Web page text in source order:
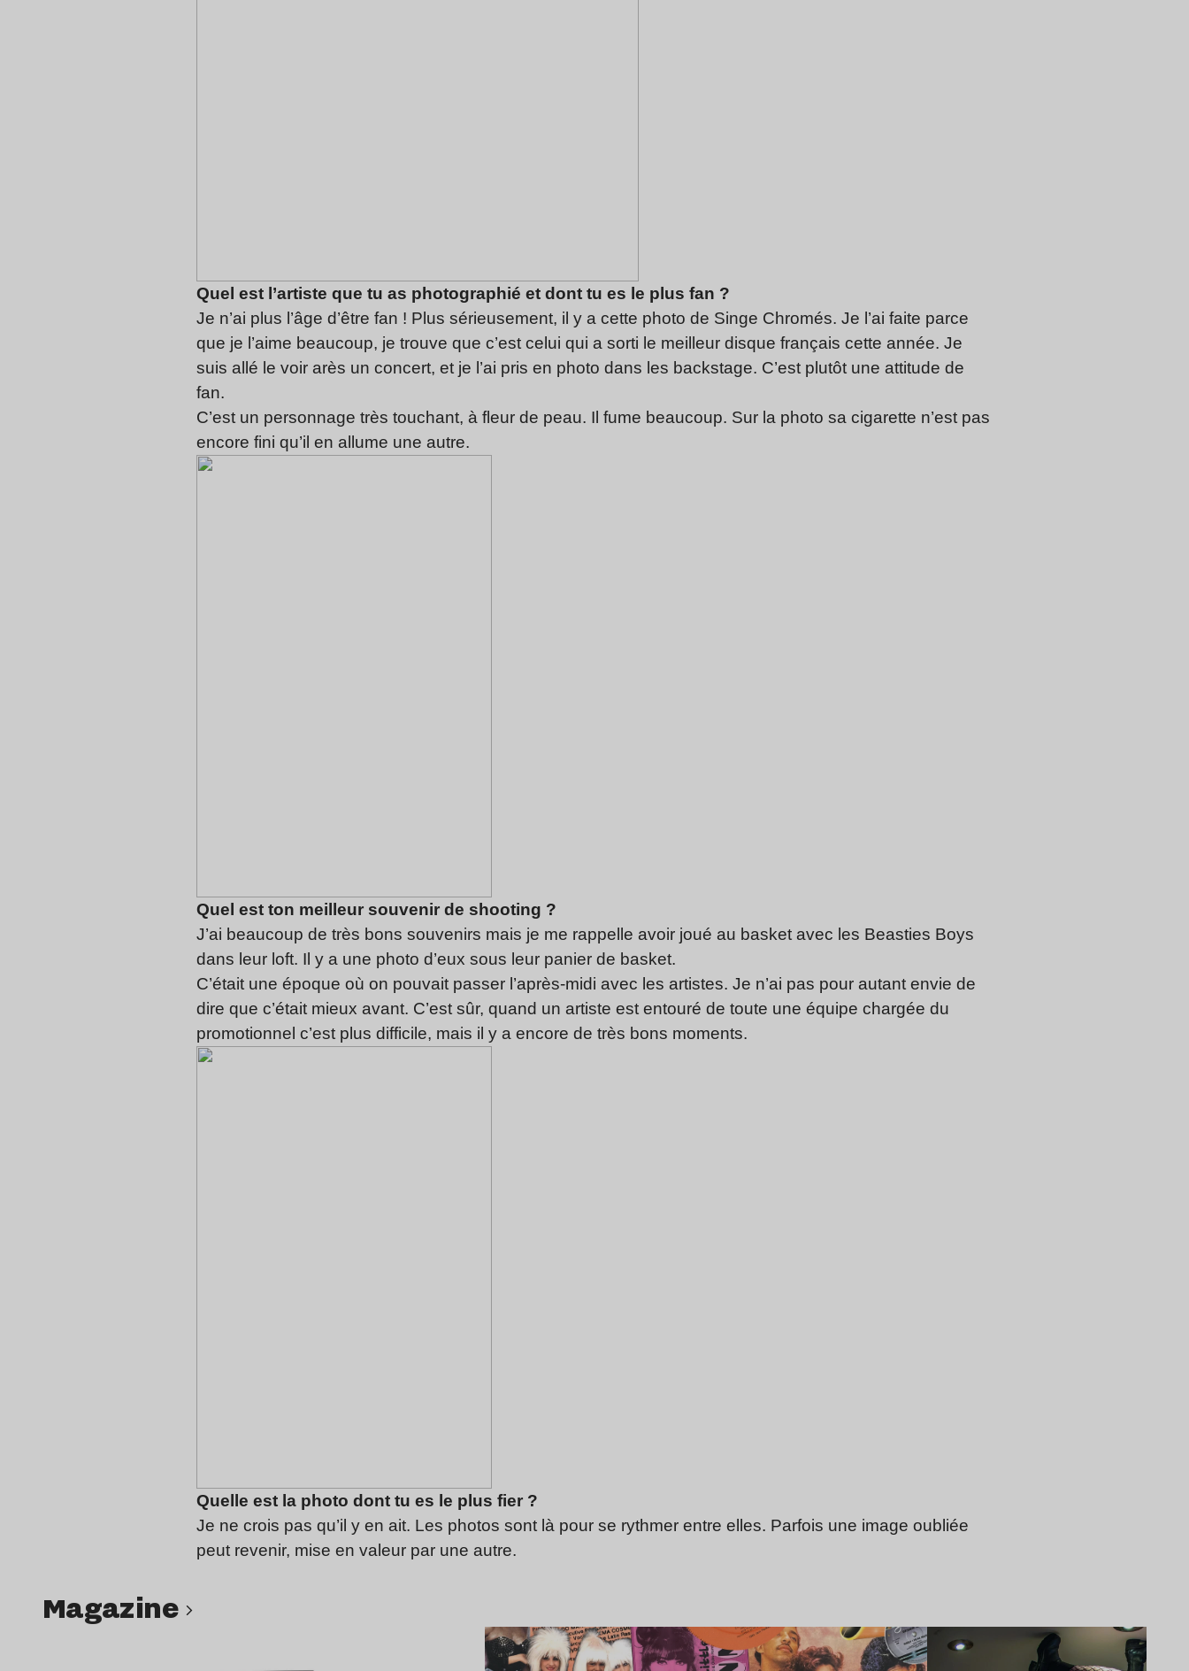
Quel est l’artiste que tu as photographié et dont tu es le plus fan ?
Je n’ai plus l’âge d’être fan ! Plus sérieusement, il y a cette photo de Singe Chromés. Je l’ai faite parce
que je l’aime beaucoup, je trouve que c’est celui qui a sorti le meilleur disque français cette année. Je
suis allé le voir arès un concert, et je l’ai pris en photo dans les backstage. C’est plutôt une attitude de
fan.
C’est un personnage très touchant, à fleur de peau. Il fume beaucoup. Sur la photo sa cigarette n’est pas
encore fini qu’il en allume une autre.
Quel est ton meilleur souvenir de shooting ?
J’ai beaucoup de très bons souvenirs mais je me rappelle avoir joué au basket avec les Beasties Boys
dans leur loft. Il y a une photo d’eux sous leur panier de basket.
C’était une époque où on pouvait passer l’après-midi avec les artistes. Je n’ai pas pour autant envie de
dire que c’était mieux avant. C’est sûr, quand un artiste est entouré de toute une équipe chargée du
promotionnel c’est plus difficile, mais il y a encore de très bons moments.
Quelle est la photo dont tu es le plus fier ?
Je ne crois pas qu’il y en ait. Les photos sont là pour se rythmer entre elles. Parfois une image oubliée
peut revenir, mise en valeur par une autre.
magazine
Lire l’article Lire l’article